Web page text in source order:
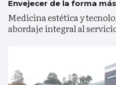
Envejecer de la forma
Medicina estética y
abordaje integral al